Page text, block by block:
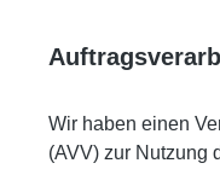
Wir haben einen
(AVV) zur Nutzung